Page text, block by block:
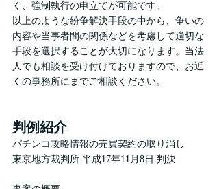
く、強制執行の申立てが可能です。
以上のような紛争解決手段の中から、争いの
内容や当事者間の関係などを考慮して適切な
手段を選択することが大切になります。当法
人でも相談を受け付けておりますので、お近
くの事務所にまでご相談ください。
判例紹介
パチンコ攻略情報の売買契約の取り消し
東京地方裁判所 平成17年11月8日 判決